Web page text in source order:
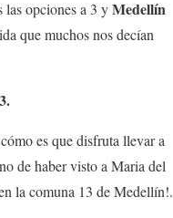
opciones a 3 yMedellín
que muchos nos decían
es que disfruta llevar a
de haber visto a Maria del
la comuna 13 de Medellín!.